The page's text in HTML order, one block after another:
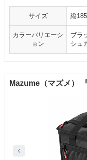
サイズ 縦
カラーバリエーシ
ョン
ブラ
シュ
Mazume（マズメ）